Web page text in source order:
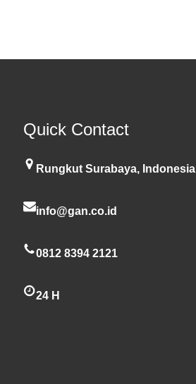
Quick Contact
Rungkut Surabaya, Indonesia
info@gan.co.id
0812 8394 2121
24 H